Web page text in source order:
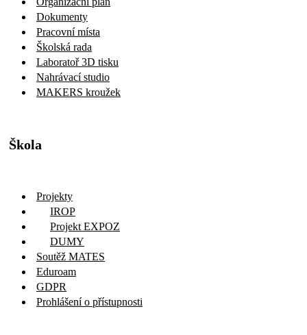
Dokumenty
Pracovní místa
Školská rada
Laboratoř 3D tisku
Nahrávací studio
MAKERS kroužek
Škola
Projekty
IROP
Projekt EXPOZ
DUMY
Soutěž MATES
Eduroam
GDPR
Prohlášení o přístupnosti